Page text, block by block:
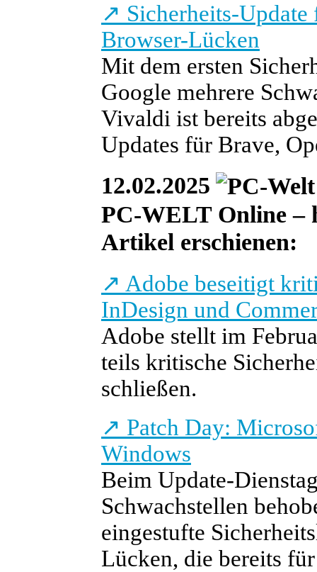
↗ Sicherheits-
Browser-Lücken
Mit dem ersten
Google mehrere
Vivaldi ist bereits
Updates für Brave,
12.02.2025
PC-WELT Online –
Artikel erschienen:
↗ Adobe beseitigt
InDesign und
Adobe stellt im
teils kritische
schließen.
↗ Patch Day:
Windows
Beim Update-
Schwachstellen
eingestufte
Lücken, die bereits